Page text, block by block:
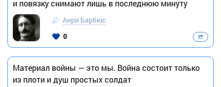
и повязку снимают лишь в последнюю минуту
Анри Барбюс
0
Материал войны — это мы. Война состоит только
из плоти и душ простых солдат